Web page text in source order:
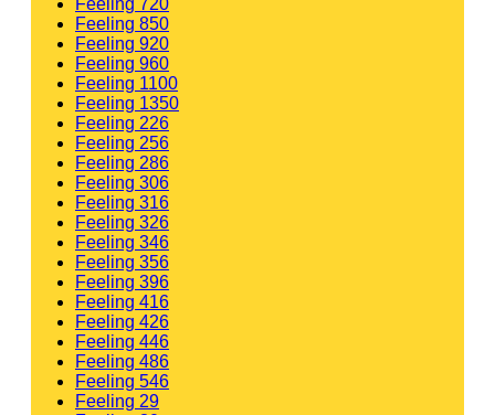
Feeling 720
Feeling 850
Feeling 920
Feeling 960
Feeling 1100
Feeling 1350
Feeling 226
Feeling 256
Feeling 286
Feeling 306
Feeling 316
Feeling 326
Feeling 346
Feeling 356
Feeling 396
Feeling 416
Feeling 426
Feeling 446
Feeling 486
Feeling 546
Feeling 29